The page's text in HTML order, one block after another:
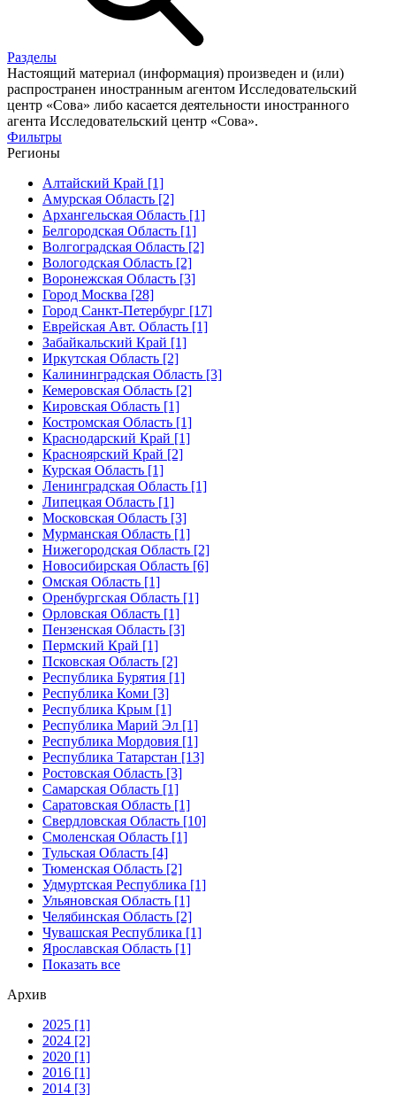
Разделы
Настоящий материал (информация) произведен и (или)
распространен иностранным агентом Исследовательский
центр «Сова» либо касается деятельности иностранного
агента Исследовательский центр «Сова».
Фильтры
Регионы
Алтайский Край [1]
Амурская Область [2]
Архангельская Область [1]
Белгородская Область [1]
Волгоградская Область [2]
Вологодская Область [2]
Воронежская Область [3]
Город Москва [28]
Город Санкт-Петербург [17]
Еврейская Авт. Область [1]
Забайкальский Край [1]
Иркутская Область [2]
Калининградская Область [3]
Кемеровская Область [2]
Кировская Область [1]
Костромская Область [1]
Краснодарский Край [1]
Красноярский Край [2]
Курская Область [1]
Ленинградская Область [1]
Липецкая Область [1]
Московская Область [3]
Мурманская Область [1]
Нижегородская Область [2]
Новосибирская Область [6]
Омская Область [1]
Оренбургская Область [1]
Орловская Область [1]
Пензенская Область [3]
Пермский Край [1]
Псковская Область [2]
Республика Бурятия [1]
Республика Коми [3]
Республика Крым [1]
Республика Марий Эл [1]
Республика Мордовия [1]
Республика Татарстан [13]
Ростовская Область [3]
Самарская Область [1]
Саратовская Область [1]
Свердловская Область [10]
Смоленская Область [1]
Тульская Область [4]
Тюменская Область [2]
Удмуртская Республика [1]
Ульяновская Область [1]
Челябинская Область [2]
Чувашская Республика [1]
Ярославская Область [1]
Показать все
Архив
2025 [1]
2024 [2]
2020 [1]
2016 [1]
2014 [3]